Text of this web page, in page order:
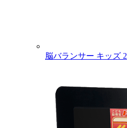
脳バランサー キッズ 2